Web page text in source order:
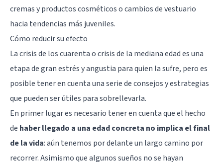
cremas y productos cosméticos o cambios de vestuario
hacia tendencias más juveniles.
Cómo reducir su efecto
La crisis de los cuarenta o crisis de la mediana edad es una
etapa de gran estrés y angustia para quien la sufre, pero es
posible tener en cuenta una serie de consejos y estrategias
que pueden ser útiles para sobrellevarla.
En primer lugar es necesario tener en cuenta que el hecho
de haber llegado a una edad concreta no implica el final
de la vida: aún tenemos por delante un largo camino por
recorrer. Asimismo que algunos sueños no se hayan